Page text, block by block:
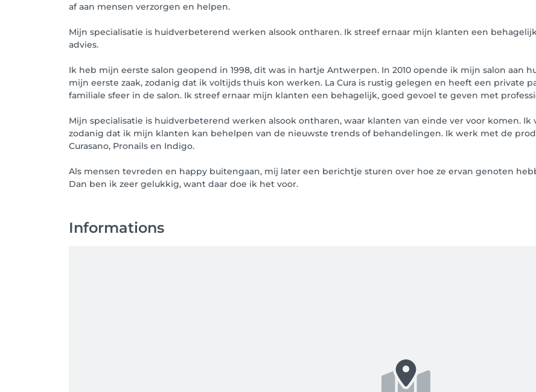
af aan mensen verzorgen en helpen.
Mijn specialisatie is huidverbeterend werken alsook ontharen. Ik streef ernaar mijn klanten een
advies.
Ik heb mijn eerste salon geopend in 1998, dit was in hartje Antwerpen. In 2010 opende ik mijn salon aan
mijn eerste zaak, zodanig dat ik voltijds thuis kon werken. La Cura is rustig gelegen en heeft een private
familiale sfeer in de salon. Ik streef ernaar mijn klanten een behagelijk, goed gevoel te geven met
Mijn specialisatie is huidverbeterend werken alsook ontharen, waar klanten van einde ver voor komen.
zodanig dat ik mijn klanten kan behelpen van de nieuwste trends of behandelingen. Ik werk met de
Curasano, Pronails en Indigo.
Als mensen tevreden en happy buitengaan, mij later een berichtje sturen over hoe ze ervan genoten
Dan ben ik zeer gelukkig, want daar doe ik het voor.
Informations